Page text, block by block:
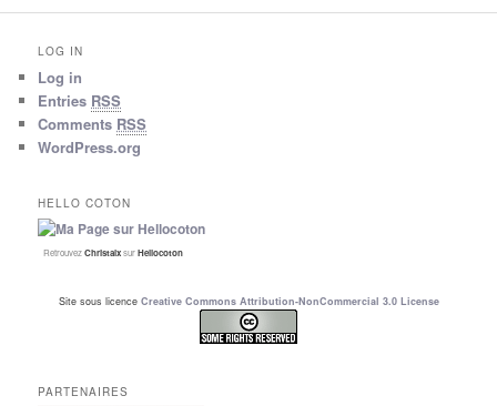
LOG IN
Log in
Entries RSS
Comments RSS
WordPress.org
HELLO COTON
RetrouvezChristalxsurHellocoton
Site sous licence Creative Commons Attribution-NonCommercial 3.0 License
PARTENAIRES